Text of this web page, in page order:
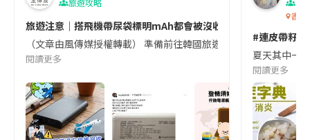
旅遊攻略
旅遊注意｜搭飛機帶尿袋標明mAh都會被沒收😱出發前切記檢查
（文章由風傳媒授權轉載） 準備前往韓國旅遊的民眾，近期要
閱讀更多
香港
#連皮帶籽
夏天其中一
閱讀更多